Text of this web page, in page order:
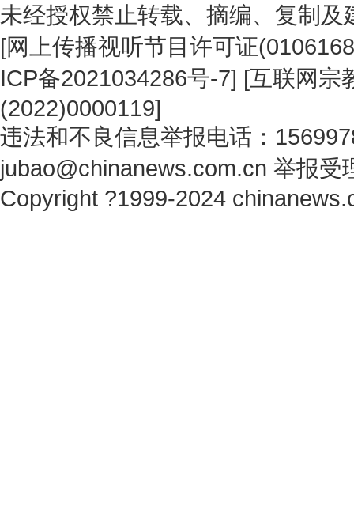
未经授权禁止转载、摘编、复制
[网上传播视听节目许可证
ICP备2021034286号-7] [互联网宗
(2022)0000119]
违法和不良信息举报电话：
jubao@chinanews.com.cn 举报受
Copyright ?1999-2024